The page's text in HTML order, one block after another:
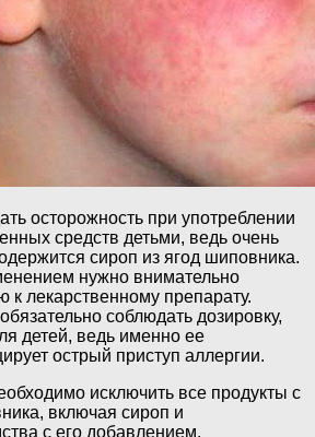
осторожность при употреблении
средств детьми, ведь очень
сироп из ягод шиповника.
нужно внимательно
к лекарственному препарату.
соблюдать дозировку,
детей, ведь именно ее
острый приступ аллергии.
исключить все продукты с
включая сироп и
с его добавлением.